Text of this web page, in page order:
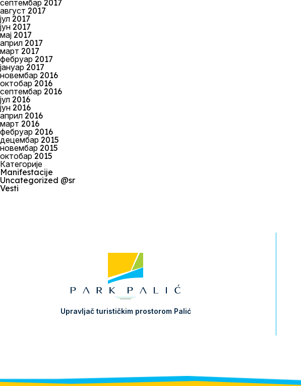
септембар 2017
август 2017
јул 2017
јун 2017
мај 2017
април 2017
март 2017
фебруар 2017
јануар 2017
новембар 2016
октобар 2016
септембар 2016
јул 2016
јун 2016
април 2016
март 2016
фебруар 2016
децембар 2015
новембар 2015
октобар 2015
Категорије
Manifestacije
Uncategorized @sr
Vesti
Upravljač turističkim prostorom Palić